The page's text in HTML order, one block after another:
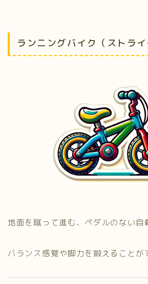
ランニングバイク（ストライ
地面を蹴って進む、ペダルのない自
バランス感覚や脚力を鍛えることが